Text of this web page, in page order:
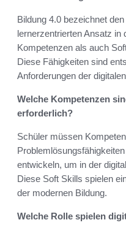
Bildung 4.0 bezeichnet
lernerzentrierten Ansatz in
Kompetenzen als auch
Diese Fähigkeiten sind
Anforderungen der
Welche Kompetenzen
erforderlich?
Schüler müssen
entwickeln, um in der
Diese Soft Skills spielen
der modernen Bildung.
Welche Rolle spielen